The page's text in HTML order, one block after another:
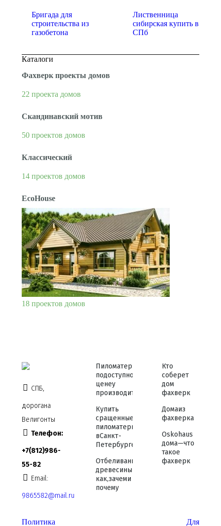
Бригада для
строительства из
газобетона
Лиственница
сибирская купить в
СПб
Каталоги
Фахверк проекты домов
22 проекта домов
Скандинавский мотив
50 проектов домов
Классический
14 проектов домов
EcoHouse
18 проектов домов
СПБ,
дорога на
Велигонты
Телефон:
+7 (812) 986-
55-82
Email:
9865582@mail.ru
Пиломатериалы
по доступной
цене у
производителя
Купить
сращенные
пиломатериалы
в Санкт-
Петербурге
Отбеливание
древесины —
как, зачем и
почему
Кто
соберет
дом
фахверк
Дома из
фахверка
Osko haus
дома — что
такое
фахверк
Политика Для